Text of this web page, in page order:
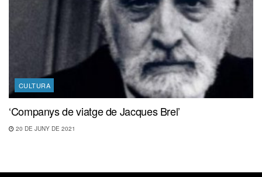
CULTURA
‘Companys de viatge de Jacques Brel’
20 DE JUNY DE 2021